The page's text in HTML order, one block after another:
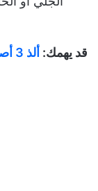
قد يهمك: ألذ 3 أصناف فرينش توست مثل المطاعم